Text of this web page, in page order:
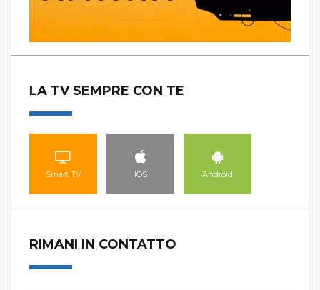
LA TV SEMPRE CON TE
Smart TV IOS Android
RIMANI IN CONTATTO